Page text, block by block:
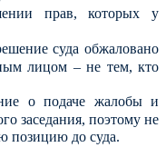
прав, которых у
суда обжаловано
лицом – не тем, кто
о подаче жалобы и
заседания, поэтому не
позицию до суда.